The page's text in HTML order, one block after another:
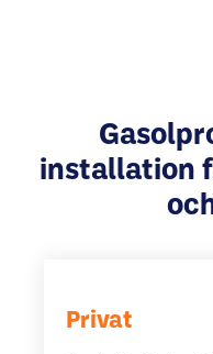
installation
Privat